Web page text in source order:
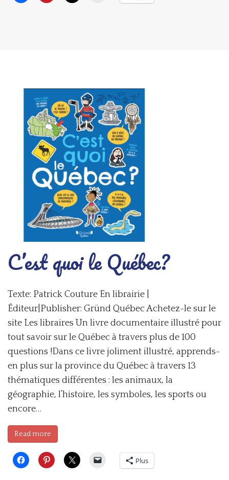
C’est quoi le Québec?
Texte: Patrick Couture En librairie |
Éditeur|Publisher: Gründ Québec Achetez-le sur le
site Les libraires Un livre documentaire illustré pour
tout savoir sur le Québec à travers plus de 100
questions !Dans ce livre joliment illustré, apprends-
en plus sur la province du Québec à travers 13
thématiques différentes : les animaux, la
géographie, l’histoire, les symboles, les sports ou
encore…
Read more
Plus